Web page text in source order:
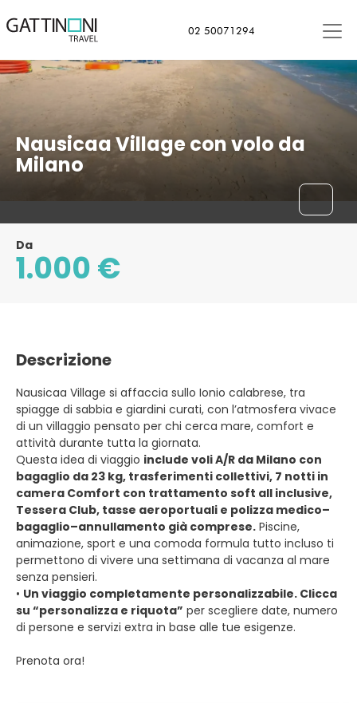
02 50071294
Nausicaa Village con volo da
Milano
Da
1.000 €
Descrizione
Nausicaa Village si affaccia sullo Ionio calabrese, tra
spiagge di sabbia e giardini curati, con l’atmosfera vivace
di un villaggio pensato per chi cerca mare, comfort e
attività durante tutta la giornata.
Questa idea di viaggio include voli A/R da Milano con
bagaglio da 23 kg, trasferimenti collettivi, 7 notti in
camera Comfort con trattamento soft all inclusive,
Tessera Club, tasse aeroportuali e polizza medico–
bagaglio–annullamento già comprese. Piscine,
animazione, sport e una comoda formula tutto incluso ti
permettono di vivere una settimana di vacanza al mare
senza pensieri.
• Un viaggio completamente personalizzabile. Clicca
su “personalizza e riquota” per scegliere date, numero
di persone e servizi extra in base alle tue esigenze.
Prenota ora!